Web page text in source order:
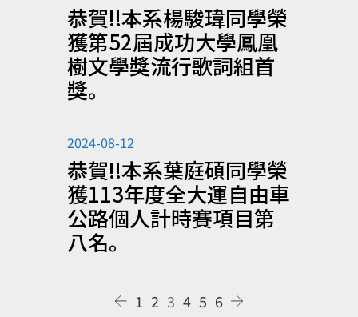
恭賀!!本系楊駿瑋同學榮
獲第52屆成功大學鳳凰
樹文學獎流行歌詞組首
獎。
2024-08-12
恭賀!!本系葉庭碩同學榮
獲113年度全大運自由車
公路個人計時賽項目第
八名。
1 2 3 4 5 6